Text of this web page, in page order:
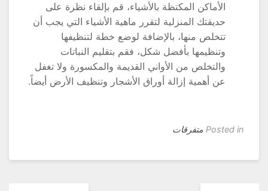
الأماكن المكتظة بالأشياء، قم بإلقاء نظرة على
حديقتك المنزلية لتقرر ماهية الأشياء التي يجب أن
تتخلص منها، بالإضافة لوضع خطة لتنظيفها
وتنظيمها بأفضل شكل، فقم بتقليم النباتات
والتخلص من الأواني القديمة والمكسورة ولا تغفل
عن أهمية إزالة أوراق الأشجار وتنظيف الأرض أيضاً.
Posted in متفرقات